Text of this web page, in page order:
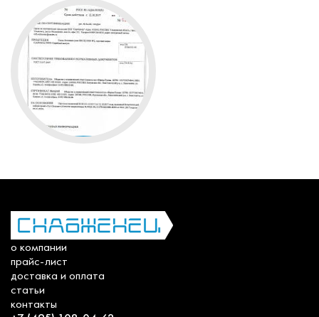
о компании
прайс-лист
доставка и оплата
статьи
контакты